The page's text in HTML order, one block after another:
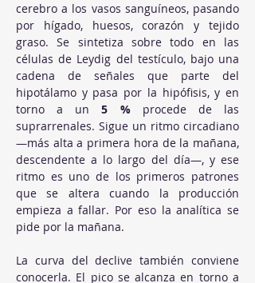
cerebro a los vasos sanguíneos, pasando
por hígado, huesos, corazón y tejido
graso. Se sintetiza sobre todo en las
células de Leydig del testículo, bajo una
cadena de señales que parte del
hipotálamo y pasa por la hipófisis, y en
torno a un 5 % procede de las
suprarrenales. Sigue un ritmo circadiano
—más alta a primera hora de la mañana,
descendente a lo largo del día—, y ese
ritmo es uno de los primeros patrones
que se altera cuando la producción
empieza a fallar. Por eso la analítica se
pide por la mañana.
La curva del declive también conviene
conocerla. El pico se alcanza en torno a